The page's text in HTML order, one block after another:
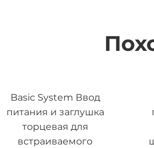
Basic System Ввод
питания и заглушка
торцевая для
встраиваемого